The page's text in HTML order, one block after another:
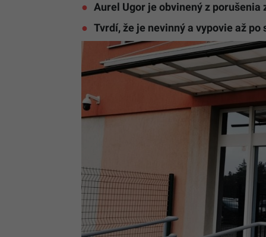
Aurel Ugor je obvinený z
Tvrdí, že je nevinný a vypovie až po